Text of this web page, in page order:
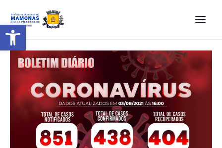
Barra de Ferramentas Aberta